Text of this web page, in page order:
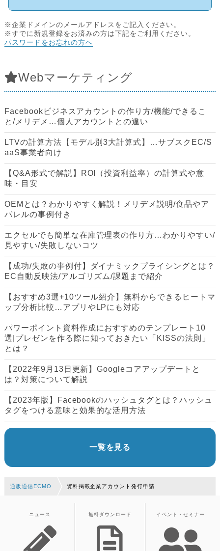
※企業ドメインのメールアドレスをご記入ください。
※すでに新規登録をお済みの方は下記をご利用ください。
パスワードをお忘れの方へ
Webマーケティング
Facebookビジネスアカウントの作り方/機能/できるこ
と/メリデメ…個人アカウントとの違い
LTVの計算方法【モデル別3大計算式】…サブスクEC/S
aaS事業者向け
【Q&A形式で解説】ROI（投資利益率）の計算式や意
味・目安
OEMとは？わかりやすく解説！メリデメ説明/食品やア
パレルの事例付き
エクセルでも簡単な在庫管理表の作り方…わかりやすい/
見やすい/失敗しないコツ
【成功/失敗の事例付】ダイナミックプライシングとは？
EC自動反映法/アルゴリズム/課題まで紹介
【おすすめ3選+10ツール紹介】無料からできるヒートマ
ップ分析比較…アプリやLPにも対応
パワーポイント資料作成におすすめのテンプレート10
選|プレゼンを作る際に知っておきたい「KISSの法則」
とは？
【2022年9月13日更新】Googleコアアップデートと
は？対策について解説
【2023年版】Facebookのハッシュタグとは？ハッシュ
タグをつける意味と効果的な活用方法
一覧を見る
通販通信ECMO 資料掲載企業アカウント発行申請
ニュース 無料ダウンロード イベント・セミナー